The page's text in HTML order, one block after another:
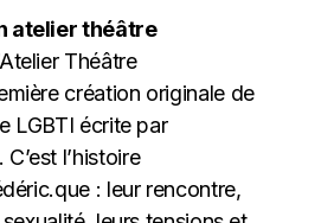
atelier théâtre
Théâtre
création originale de
LGBTI écrite par
l’histoire
: leur rencontre,